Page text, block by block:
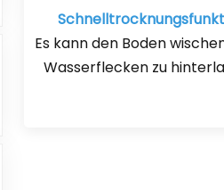
Es kann den Boden
Wasserflecken zu